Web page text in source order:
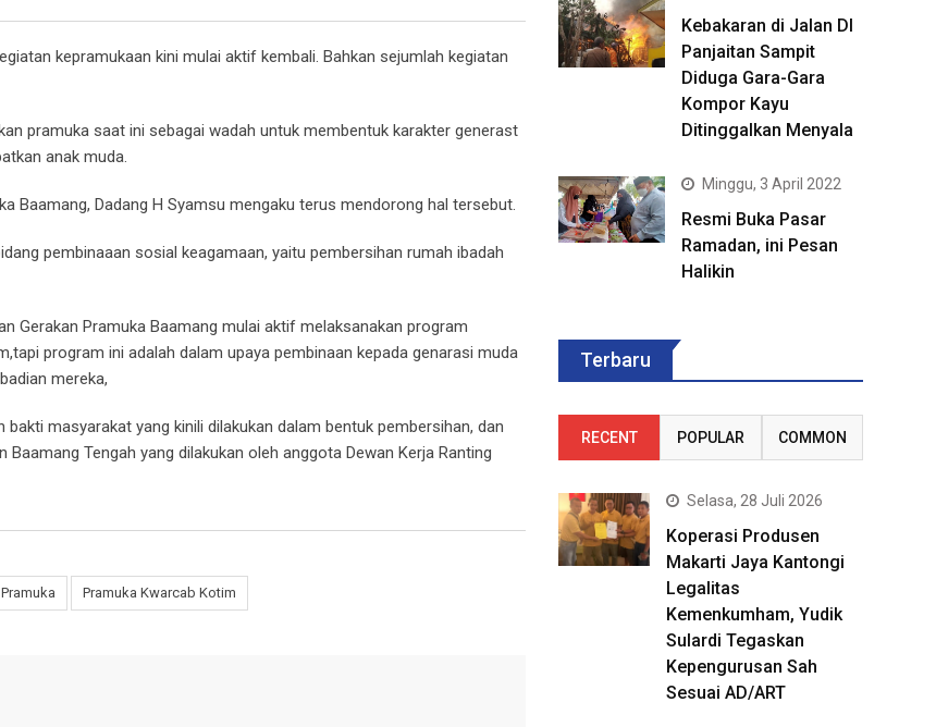
kepramukaan kini mulai aktif kembali. Bahkan sejumlah kegiatan
pramuka saat ini sebagai wadah untuk membentuk karakter generast
anak muda.
Baamang, Dadang H Syamsu mengaku terus mendorong hal tersebut.
pembinaaan sosial keagamaan, yaitu pembersihan rumah ibadah
Gerakan Pramuka Baamang mulai aktif melaksanakan program
program ini adalah dalam upaya pembinaan kepada genarasi muda
mereka,
masyarakat yang kinili dilakukan dalam bentuk pembersihan, dan
Tengah yang dilakukan oleh anggota Dewan Kerja Ranting
Pramuka Pramuka Kwarcab Kotim
Kebakaran di Jalan DI
Panjaitan Sampit
Diduga Gara-Gara
Kompor Kayu
Ditinggalkan Menyala
Minggu, 3 April 2022
Resmi Buka Pasar
Ramadan, ini Pesan
Halikin
Terbaru
RECENT POPULAR COMMON
Selasa, 28 Juli 2026
Koperasi Produsen
Makarti Jaya Kantongi
Legalitas
Kemenkumham, Yudik
Sulardi Tegaskan
Kepengurusan Sah
Sesuai AD/ART